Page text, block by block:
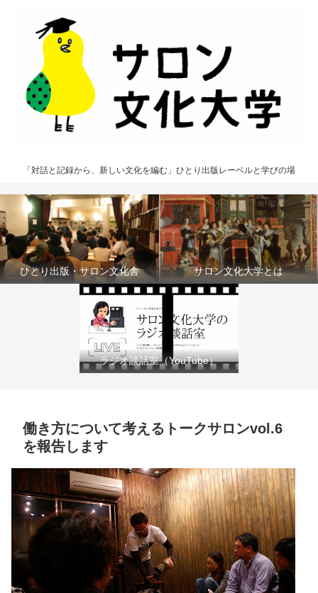
「対話と記録から、新しい文化を編む」ひとり出版レーベルと学びの場
ひとり出版・サロン文化舎 サロン文化大学とは
ラジオ談話室（YouTube）
働き方について考えるトークサロンvol.6
を報告します